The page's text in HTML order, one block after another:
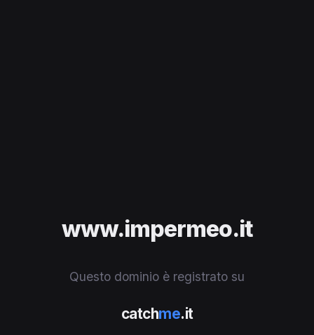
www.impermeo.it
Questo dominio è registrato su
catchme.it